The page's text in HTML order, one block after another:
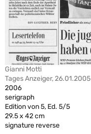
Gianni Motti
Tages Anzeiger, 26.01.2005
2006
serigraph
Edition von 5, Ed. 5/5
29.5 x 42 cm
signature reverse